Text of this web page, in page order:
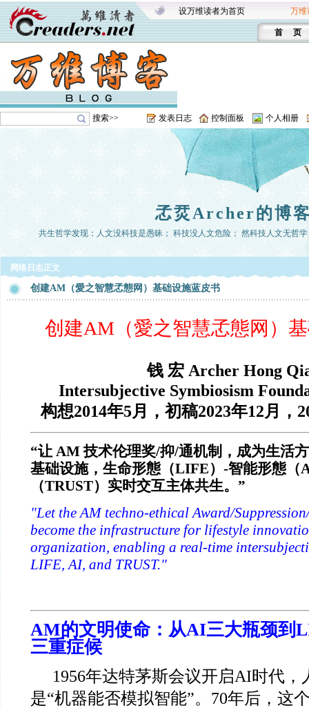
设万维读者为首页 万维
首 页
搜索>> 发表日志 控制面板 个人相册
孞烎Archer的博
共生哲学发现：人文没科技是愚昧； 科技没人文危险； 然科技人文无哲
网络日志正文
创建AM（愛之智慧孞態网）基础设施蓝皮书
创建AM（愛之智慧孞態网）
钱 宏 Archer Hong
Intersubjective Symbiosism
构想2014年5月，初稿2023年12月，
“让 AM 技术伦理奖/抑/通机制，成为生活
基础设施，生命形態（LIFE）-智能形態（
（TRUST）实时交互主体共生。”
"Let the AM techno-ethical Award/
become the infrastructure for lifestyle
organization, enabling a real-time
LIFE, AI, and TRUST."
AM的文明使命：从AI三大瓶颈到
三重症候
1956年达特茅斯会议开启AI时代，
是“机器能否模拟智能”。70年后，这